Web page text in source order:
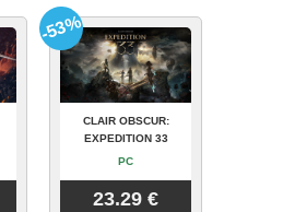
CLAIR OBSCUR:
EXPEDITION 33
PC
23.29 €
-53%